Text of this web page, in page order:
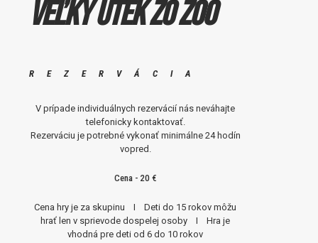
Veľký útek zo ZOO
REZERVÁCIA
V prípade individuálnych rezervácií nás neváhajte
telefonicky kontaktovať.
Rezerváciu je potrebné vykonať minimálne 24 hodín
vopred.
Cena - 20 €
Cena hry je za skupinu I Deti do 15 rokov môžu
hrať len v sprievode dospelej osoby I Hra je
vhodná pre deti od 6 do 10 rokov